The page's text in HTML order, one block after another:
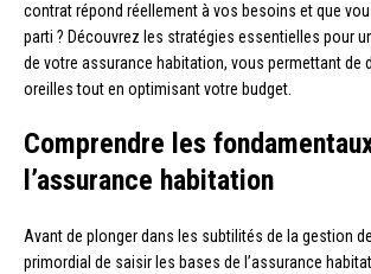
contrat répond réellement à vos besoins et que
parti ? Découvrez les stratégies essentielles pour
de votre assurance habitation, vous permettant de
oreilles tout en optimisant votre budget.
Comprendre les
l’assurance habitation
Avant de plonger dans les subtilités de la gestion
primordial de saisir les bases de l’assurance